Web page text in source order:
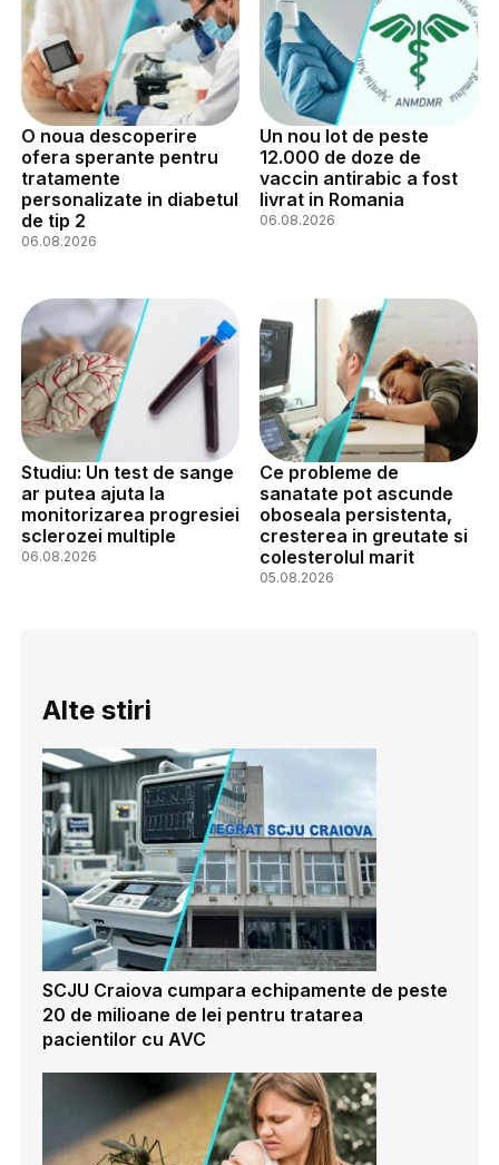
O noua descoperire
ofera sperante pentru
tratamente
personalizate in diabetul
de tip 2
06.08.2026
Un nou lot de peste
12.000 de doze de
vaccin antirabic a fost
livrat in Romania
06.08.2026
Studiu: Un test de sange
ar putea ajuta la
monitorizarea progresiei
sclerozei multiple
06.08.2026
Ce probleme de
sanatate pot ascunde
oboseala persistenta,
cresterea in greutate si
colesterolul marit
05.08.2026
Alte stiri
SCJU Craiova cumpara echipamente de peste
20 de milioane de lei pentru tratarea
pacientilor cu AVC